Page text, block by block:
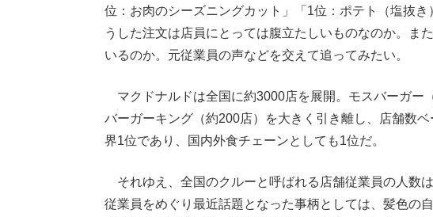
位：お肉のシーズニングカット」「1位：ポテト（塩抜
うした注文は店員にとっては腹立たしいものなのか。ま
いるのか。元従業員の声などを交えて追ってみたい。
マクドナルドは全国に約3000店を展開。モスバーガー
バーガーキング（約200店）を大きく引き離し、店舗数
界1位であり、国内外食チェーンとしても1位だ。
それゆえ、全国のクルーと呼ばれる店舗従業員の人数
従業員をめぐり最近話題となった事柄としては、髪色の